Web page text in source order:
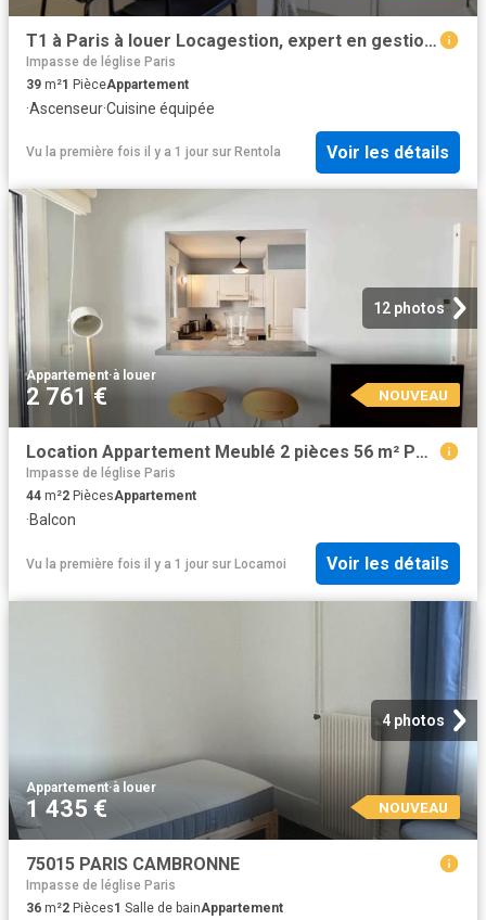
T1 à Paris à louer Locagestion, expert en gestion locative
Impasse de léglise Paris
39 m²1 PièceAppartement
·Ascenseur·Cuisine équipée
Vu la première fois il y a 1 jour sur Rentola Voir les détails
12 photos
Appartement·à louer
2 761 € NOUVEAU
Location Appartement Meublé 2 pièces 56 m² Porte de Versailles Javel Convention 75015 Paris 115236
Impasse de léglise Paris
44 m²2 PiècesAppartement
·Balcon
Vu la première fois il y a 1 jour sur Locamoi Voir les détails
4 photos
Appartement·à louer
1 435 € NOUVEAU
75015 PARIS CAMBRONNE
Impasse de léglise Paris
36 m²2 Pièces1 Salle de bainAppartement